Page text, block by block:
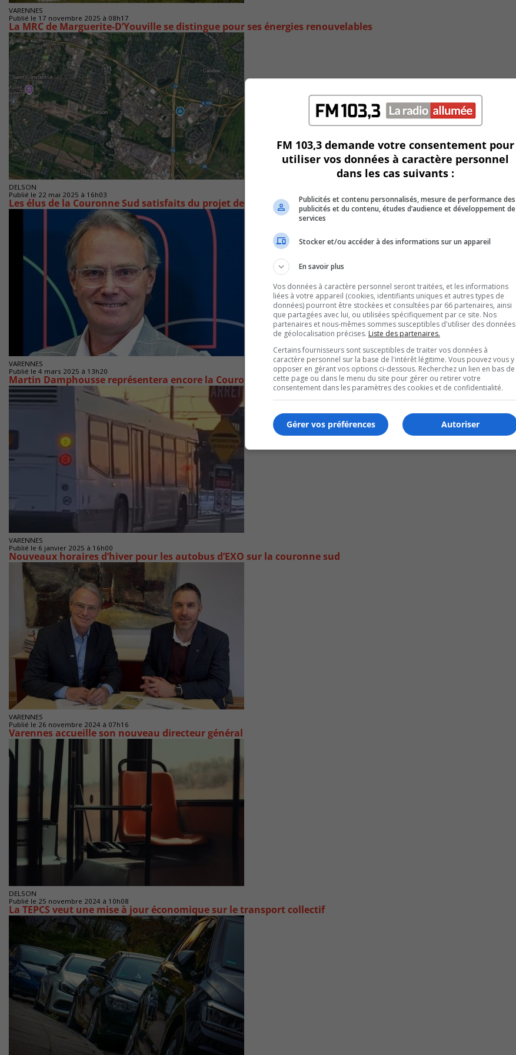
VARENNES
Publié le 17 novembre 2025 à 08h17
La MRC de Marguerite-D’Youville se distingue pour ses énergies renouvelables
DELSON
Publié le 22 mai 2025 à 16h03
Les élus de la Couronne Sud satisfaits du projet de loi 104
VARENNES
Publié le 4 mars 2025 à 13h20
Martin Damphousse représentera encore la Couronne Sud de Montréal à l’UMQ
VARENNES
Publié le 6 janvier 2025 à 16h00
Nouveaux horaires d’hiver pour les autobus d’EXO sur la couronne sud
VARENNES
Publié le 26 novembre 2024 à 07h16
Varennes accueille son nouveau directeur général
DELSON
Publié le 25 novembre 2024 à 10h08
La TEPCS veut une mise à jour économique sur le transport collectif
FM 103,3 demande votre consentement pour
utiliser vos données à caractère personnel
dans les cas suivants :
Publicités et contenu personnalisés, mesure de performance des
publicités et du contenu, études d’audience et développement de
services
Stocker et/ou accéder à des informations sur un appareil
En savoir plus
Vos données à caractère personnel seront traitées, et les informations
liées à votre appareil (cookies, identifiants uniques et autres types de
données) pourront être stockées et consultées par 66 partenaires, ainsi
que partagées avec lui, ou utilisées spécifiquement par ce site. Nos
partenaires et nous-mêmes sommes susceptibles d'utiliser des données
de géolocalisation précises. Liste des partenaires.
Certains fournisseurs sont susceptibles de traiter vos données à
caractère personnel sur la base de l'intérêt légitime. Vous pouvez vous y
opposer en gérant vos options ci-dessous. Recherchez un lien en bas de
cette page ou dans le menu du site pour gérer ou retirer votre
consentement dans les paramètres des cookies et de confidentialité.
Autoriser
Gérer vos préférences